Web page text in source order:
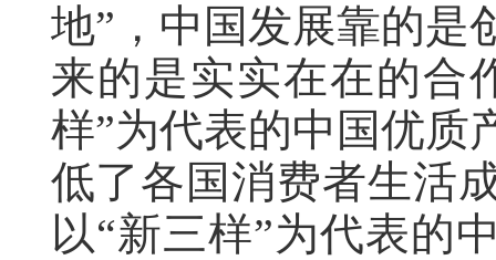
地”，中国发展靠的是
来的是实实在在的合
样”为代表的中国优质
低了各国消费者生活
以“新三样”为代表的